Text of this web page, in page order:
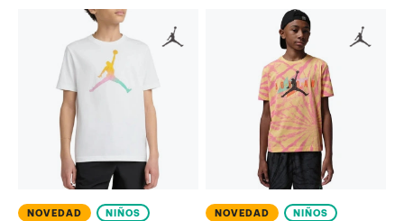
NOVEDAD NIÑOS NOVEDAD NIÑOS